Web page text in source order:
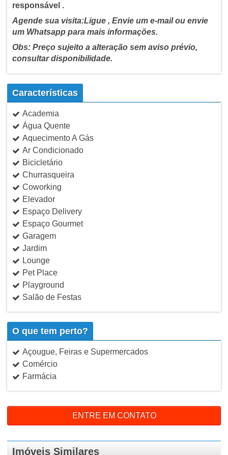
responsável .
Agende sua visita:Ligue , Envie um e-mail ou envie
um Whatsapp para mais informações.
Obs: Preço sujeito a alteração sem aviso prévio,
consultar disponibilidade.
Características
Academia
Água Quente
Aquecimento A Gás
Ar Condicionado
Bicicletário
Churrasqueira
Coworking
Elevador
Espaço Delivery
Espaço Gourmet
Garagem
Jardim
Lounge
Pet Place
Playground
Salão de Festas
O que tem perto?
Açougue, Feiras e Supermercados
Comércio
Farmácia
ENTRE EM CONTATO
Imóveis Similares